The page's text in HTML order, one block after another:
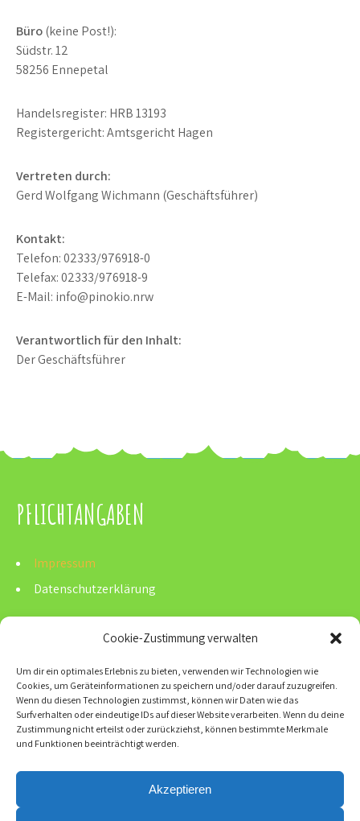
Cookie-Zustimmung verwalten
Um dir ein optimales Erlebnis zu bieten, verwenden wir Technologien wie
Cookies, um Geräteinformationen zu speichern und/oder darauf zuzugreifen.
Wenn du diesen Technologien zustimmst, können wir Daten wie das
Surfverhalten oder eindeutige IDs auf dieser Website verarbeiten. Wenn du deine
Zustimmung nicht erteilst oder zurückziehst, können bestimmte Merkmale
und Funktionen beeinträchtigt werden.
Akzeptieren
Büro(keine Post!):
Südstr. 12
58256 Ennepetal
Handelsregister: HRB 13193
Registergericht: Amtsgericht Hagen
Vertreten durch:
Gerd Wolfgang Wichmann (Geschäftsführer)
Kontakt:
Telefon: 02333/976918-0
Telefax: 02333/976918-9
E-Mail: info@pinokio.nrw
Verantwortlich für den Inhalt:
Der Geschäftsführer
PFLICHTANGABEN
Impressum
Datenschutzerklärung
Jeder Mensch ist von Geburt an
wertvoll